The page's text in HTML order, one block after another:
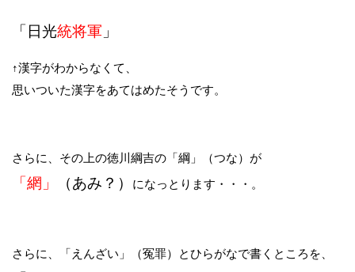
「日光統将軍 」
↑漢字がわからなくて、
思いついた漢字をあてはめたそうです。
さらに、その上の徳川綱吉の「綱」（つな）が
「網」 （あみ？） になっとります・・・。
さらに、「えんざい」（冤罪）とひらがなで書くところを、